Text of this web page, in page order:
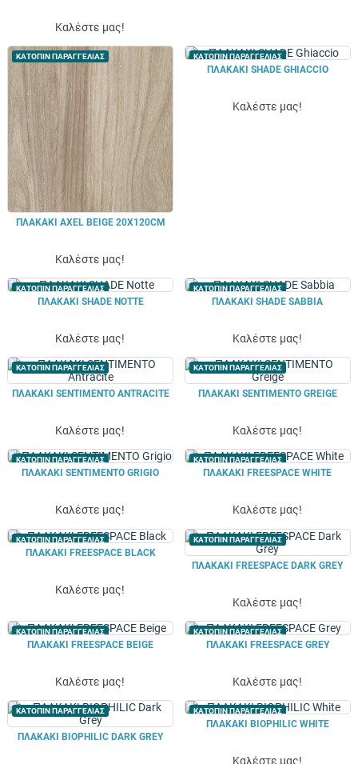
Καλέστε μας!
ΚΑΤΟΠΙΝ ΠΑΡΑΓΓΕΛΙΑΣ
ΠΛΑΚΑΚΙ AXEL BEIGE 20X120CM
Καλέστε μας!
ΚΑΤΟΠΙΝ ΠΑΡΑΓΓΕΛΙΑΣ
ΠΛΑΚΑΚΙ SHADE GHIACCIO
Καλέστε μας!
ΚΑΤΟΠΙΝ ΠΑΡΑΓΓΕΛΙΑΣ
ΠΛΑΚΑΚΙ SHADE NOTTE
Καλέστε μας!
ΚΑΤΟΠΙΝ ΠΑΡΑΓΓΕΛΙΑΣ
ΠΛΑΚΑΚΙ SHADE SABBIA
Καλέστε μας!
ΚΑΤΟΠΙΝ ΠΑΡΑΓΓΕΛΙΑΣ
ΠΛΑΚΑΚΙ SENTIMENTO ANTRACITE
Καλέστε μας!
ΚΑΤΟΠΙΝ ΠΑΡΑΓΓΕΛΙΑΣ
ΠΛΑΚΑΚΙ SENTIMENTO GREIGE
Καλέστε μας!
ΚΑΤΟΠΙΝ ΠΑΡΑΓΓΕΛΙΑΣ
ΠΛΑΚΑΚΙ SENTIMENTO GRIGIO
Καλέστε μας!
ΚΑΤΟΠΙΝ ΠΑΡΑΓΓΕΛΙΑΣ
ΠΛΑΚΑΚΙ FREESPACE WHITE
Καλέστε μας!
ΚΑΤΟΠΙΝ ΠΑΡΑΓΓΕΛΙΑΣ
ΠΛΑΚΑΚΙ FREESPACE BLACK
Καλέστε μας!
ΚΑΤΟΠΙΝ ΠΑΡΑΓΓΕΛΙΑΣ
ΠΛΑΚΑΚΙ FREESPACE DARK GREY
Καλέστε μας!
ΚΑΤΟΠΙΝ ΠΑΡΑΓΓΕΛΙΑΣ
ΠΛΑΚΑΚΙ FREESPACE BEIGE
Καλέστε μας!
ΚΑΤΟΠΙΝ ΠΑΡΑΓΓΕΛΙΑΣ
ΠΛΑΚΑΚΙ FREESPACE GREY
Καλέστε μας!
ΚΑΤΟΠΙΝ ΠΑΡΑΓΓΕΛΙΑΣ
ΠΛΑΚΑΚΙ BIOPHILIC DARK GREY
ΚΑΤΟΠΙΝ ΠΑΡΑΓΓΕΛΙΑΣ
ΠΛΑΚΑΚΙ BIOPHILIC WHITE
Καλέστε μας!